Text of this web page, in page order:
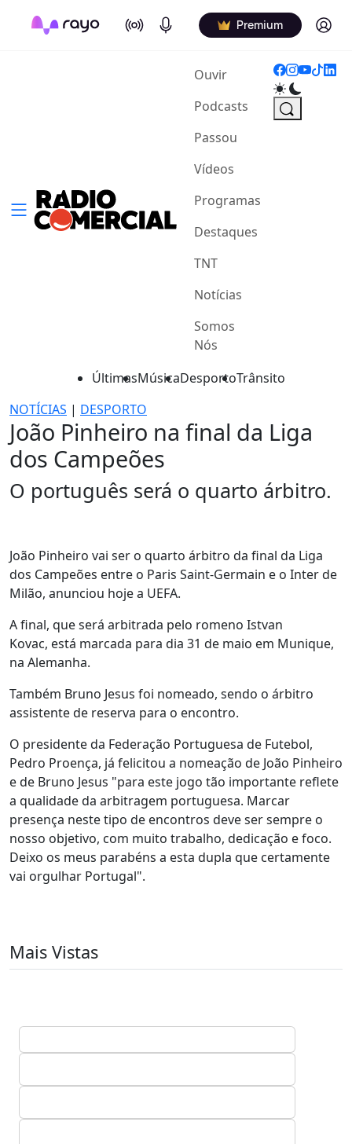
On Air Podcasts Premium Log in
Ouvir(current)
Podcasts
Passou
Vídeos
Programas
Destaques
TNT
Notícias
Somos
Nós
ÚltimasMúsicaDesportoTrânsito
NOTÍCIAS | DESPORTO
João Pinheiro na final da Liga
dos Campeões
O português será o quarto árbitro.
João Pinheiro vai ser o quarto árbitro da final da Liga
dos Campeões entre o Paris Saint-Germain e o Inter de
Milão, anunciou hoje a UEFA.
A final, que será arbitrada pelo romeno Istvan
Kovac, está marcada para dia 31 de maio em Munique,
na Alemanha.
Também Bruno Jesus foi nomeado, sendo o árbitro
assistente de reserva para o encontro.
O presidente da Federação Portuguesa de Futebol,
Pedro Proença, já felicitou a nomeação de João Pinheiro
e de Bruno Jesus "para este jogo tão importante reflete
a qualidade da arbitragem portuguesa. Marcar
presença neste tipo de encontros deve ser sempre o
nosso objetivo, com muito trabalho, dedicação e foco.
Deixo os meus parabéns a esta dupla que certamente
vai orgulhar Portugal".
Mais Vistas